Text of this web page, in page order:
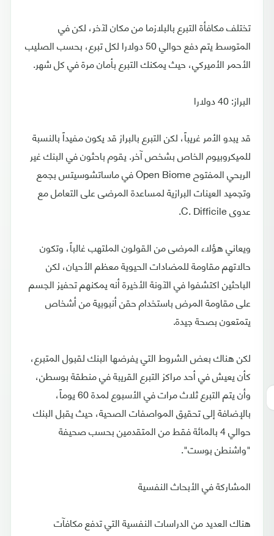
تختلف مكافأة التبرع بالبلازما من مكان لآخر، لكن في
المتوسط يتم دفع حوالي 50 دولارا لكل تبرع، بحسب الصليب
الأحمر الأميركي، حيث يمكنك التبرع بأمان مرة في كل شهر.
البراز: 40 دولارا
قد يبدو الأمر غريباً، لكن التبرع بالبراز قد يكون مفيداً بالنسبة
للميكروبيوم الخاص بشخص آخر. يقوم باحثون في البنك غير
الربحي المفتوح Open Biome في ماساتشوسيتس بجمع
وتجميد العينات البرازية لمساعدة المرضى على التعامل مع
عدوى C. Difficile.
ويعاني هؤلاء المرضى من القولون الملتهب غالباً، وتكون
حالاتهم مقاومة للمضادات الحيوية معظم الأحيان، لكن
الباحثين اكتشفوا في الآونة الأخيرة أنه يمكنهم تحفيز الجسم
على مقاومة المرض باستخدام حقن أنبوبية من أشخاص
يتمتعون بصحة جيدة.
لكن هناك بعض الشروط التي يفرضها البنك لقبول المتبرع،
كأن يعيش في أحد مراكز التبرع القريبة في منطقة بوسطن،
وأن يتم التبرع ثلاث مرات في الأسبوع لمدة 60 يوماً،
بالإضافة إلى تحقيق المواصفات الصحية، حيث يقبل البنك
حوالي 4 بالمائة فقط من المتقدمين بحسب صحيفة
"واشنطن بوست".
المشاركة في الأبحاث النفسية
هناك العديد من الدراسات النفسية التي تدفع مكافآت